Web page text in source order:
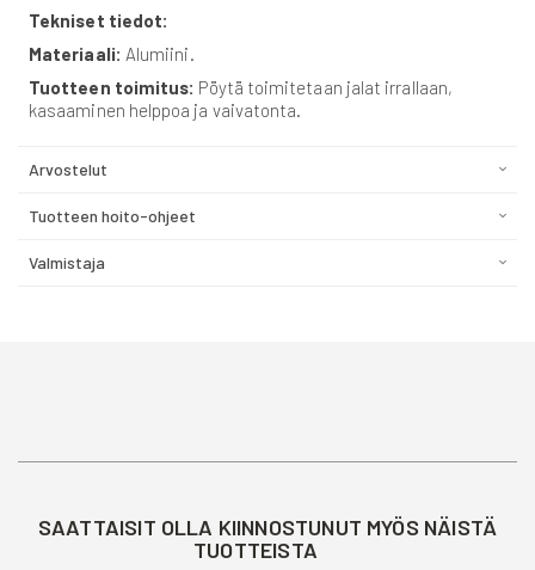
Tekniset tiedot:
Materiaali: Alumiini.
Tuotteen toimitus: Pöytä toimitetaan jalat irrallaan,
kasaaminen helppoa ja vaivatonta.
Arvostelut
Tuotteen hoito-ohjeet
Valmistaja
SAATTAISIT OLLA KIINNOSTUNUT MYÖS NÄISTÄ
TUOTTEISTA